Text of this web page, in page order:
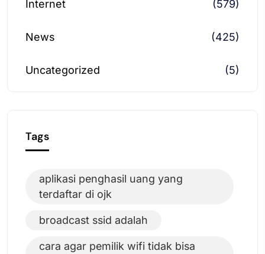
Internet (579)
News (425)
Uncategorized (5)
Tags
aplikasi penghasil uang yang
terdaftar di ojk
broadcast ssid adalah
cara agar pemilik wifi tidak bisa